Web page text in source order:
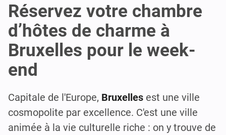
Réservez votre chambre
d’hôtes de charme à
Bruxelles pour le week-
end
Capitale de l'Europe, Bruxelles est une ville
cosmopolite par excellence. C'est une ville
animée à la vie culturelle riche : on y trouve de